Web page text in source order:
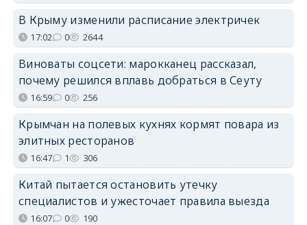
В Крыму изменили расписание электричек
17:02 0 2644
Виноваты соцсети: марокканец рассказал,
почему решился вплавь добраться в Сеуту
16:59 0 256
Крымчан на полевых кухнях кормят повара из
элитных ресторанов
16:47 1 306
Китай пытается остановить утечку
специалистов и ужесточает правила выезда
16:07 0 190